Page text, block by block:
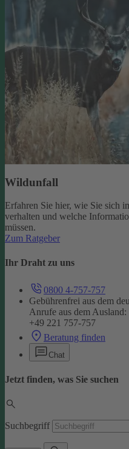
Wildunfall
Erfahren Sie hier, wie Sie sich
verhalten und welche
müssen.
Zum Ratgeber
Ihr Draht zu uns
0800 4-757-757
Gebührenfrei aus dem
Anrufe aus dem Ausland:
+49 221 757-757
Beratung finden
Chat
Jetzt finden, was Sie suchen
Suchbegriff